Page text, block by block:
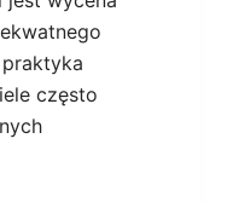
często